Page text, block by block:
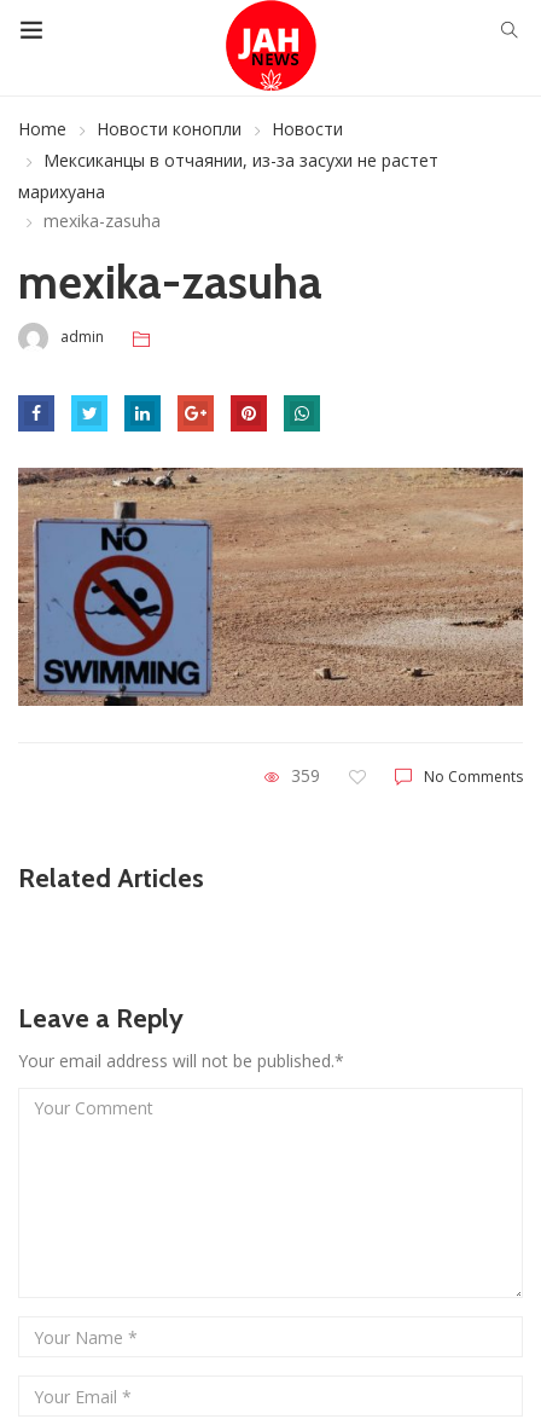
Home Новости конопли
Новости
Мексиканцы в отчаянии, из-за засухи не растет
марихуана
mexika-zasuha
mexika-zasuha
admin
359 No Comments
Related Articles
Leave a Reply
Your email address will not be published.*